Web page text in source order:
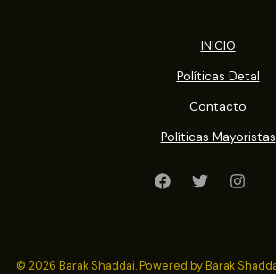
INICIO
Políticas Detal
Contacto
Políticas Mayoristas
© 2026 Barak Shaddai. Powered by Barak